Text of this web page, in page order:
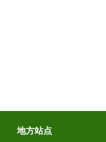
地方站点